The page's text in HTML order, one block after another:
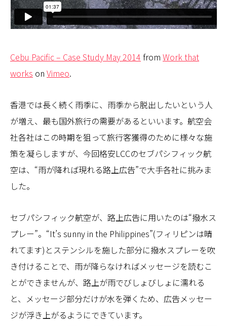
Cebu Pacific – Case Study May 2014 from Work that
works on Vimeo.
香港では長く続く雨季に、雨季から脱出したいという人
が増え、最も国外旅行の需要があるといいます。航空会
社各社はこの時期を狙って旅行客獲得のために様々な施
策を凝らしますが、今回格安LCCのセブパシフィック航
空は、“雨が降れば現れる路上広告”で大手各社に挑みま
した。
セブパシフィック航空が、路上広告に用いたのは“撥水ス
プレー”。“It’s sunny in the Philippines”(フィリピンは晴
れてます)とステンシルを施した部分に撥水スプレーを吹
き付けることで、雨が降らなければメッセージを読むこ
とができませんが、路上が雨でびしょびしょに濡れる
と、メッセージ部分だけが水を弾くため、広告メッセー
ジが浮き上がるようにできています。